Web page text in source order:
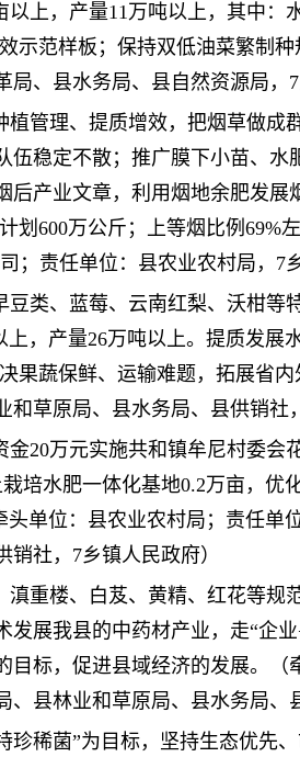
上，产量11万吨以上，其中：
示范样板；保持双低油菜繁制
、县水务局、县自然资源局，7
管理、提质增效，把烟草做成
稳定不散；推广膜下小苗、
产业文章，利用烟地余肥发展
600万公斤；上等烟比例69%
；责任单位：县农业农村局，7
类、蓝莓、云南红梨、沃柑等
，产量26万吨以上。提质发展
果蔬保鲜、运输难题，拓展省
草原局、县水务局、县供销社
20万元实施共和镇牟尼村委会
培水肥一体化基地0.2万亩，
单位：县农业农村局；责任单
社，7乡镇人民政府）
重楼、白芨、黄精、红花等规
展我县的中药材产业，走“企
标，促进县域经济的发展。
县林业和草原局、县水务局、
稀菌”为目标，坚持生态优先